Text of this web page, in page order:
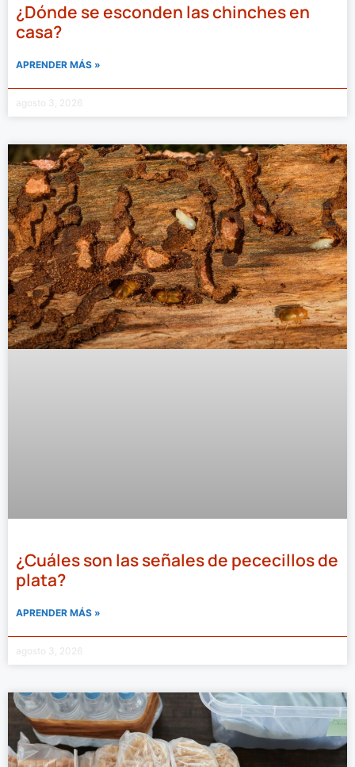
¿Dónde se esconden las chinches en
casa?
APRENDER MÁS »
agosto 3, 2026
¿Cuáles son las señales de pececillos de
plata?
APRENDER MÁS »
agosto 3, 2026